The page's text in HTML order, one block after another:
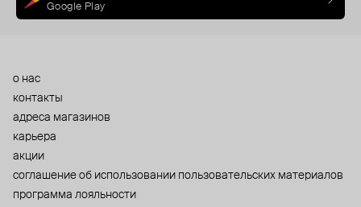
Google Play
о нас
контакты
адреса магазинов
карьера
акции
cоглашение об использовании пользовательских материалов
программа лояльности